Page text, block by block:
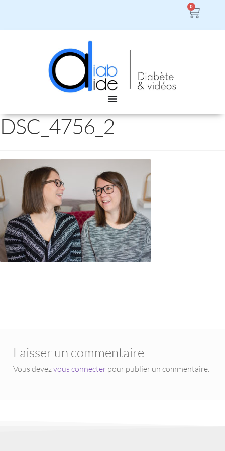
0
DSC_4756_2
Laisser un commentaire
Vous devezvous connecterpour publier un commentaire.